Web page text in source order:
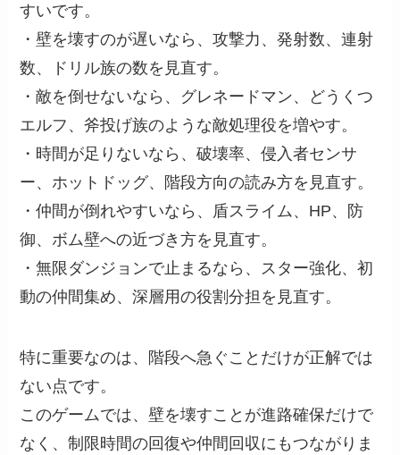
すいです。
・壁を壊すのが遅いなら、攻撃力、発射数、連射
数、ドリル族の数を見直す。
・敵を倒せないなら、グレネードマン、どうくつ
エルフ、斧投げ族のような敵処理役を増やす。
・時間が足りないなら、破壊率、侵入者センサ
ー、ホットドッグ、階段方向の読み方を見直す。
・仲間が倒れやすいなら、盾スライム、HP、防
御、ボム壁への近づき方を見直す。
・無限ダンジョンで止まるなら、スター強化、初
動の仲間集め、深層用の役割分担を見直す。
特に重要なのは、階段へ急ぐことだけが正解では
ない点です。
このゲームでは、壁を壊すことが進路確保だけで
なく、制限時間の回復や仲間回収にもつながりま